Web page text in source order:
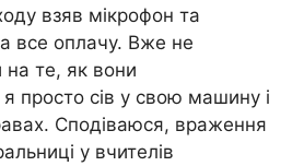
взяв мікрофон та
все оплачу. Вже не
на те, як вони
просто сів у свою машину і
Сподіваюся, враження
у вчителів